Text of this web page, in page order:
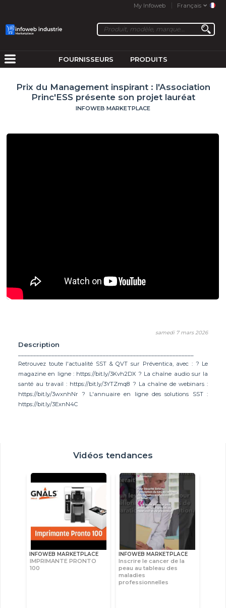
My Infoweb Français
FOURNISSEURS PRODUITS
Prix du Management inspirant : l'Association
Princ'ESS présente son projet lauréat
INFOWEB MARKETPLACE
samedi 7 mars 2026
Description
Retrouvez toute l'actualité SST & QVT sur Préventica, avec : ? Le
magazine en ligne : https://bit.ly/3Kvh2DX ? La chaîne audio sur la
santé au travail : https://bit.ly/3YTZmq8 ? La chaîne de webinars :
https://bit.ly/3wxnhNr ? L'annuaire en ligne des solutions SST :
https://bit.ly/3ExnN4C
Vidéos tendances
INFOWEB MARKETPLACE
IMPRIMANTE PRONTO
100
INFOWEB MARKETPLACE
Inscrire le cancer de la
peau au tableau des
maladies
professionnelles